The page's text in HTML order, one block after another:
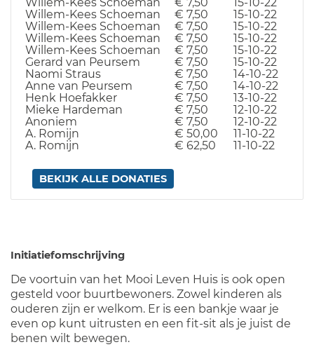
Willem-Kees Schoeman
€ 7,50
15-10-22
Willem-Kees Schoeman
€ 7,50
15-10-22
Willem-Kees Schoeman
€ 7,50
15-10-22
Willem-Kees Schoeman
€ 7,50
15-10-22
Gerard van Peursem
€ 7,50
15-10-22
Naomi Straus
€ 7,50
14-10-22
Anne van Peursem
€ 7,50
14-10-22
Henk Hoefakker
€ 7,50
13-10-22
Mieke Hardeman
€ 7,50
12-10-22
Anoniem
€ 7,50
12-10-22
A. Romijn
€ 50,00
11-10-22
A. Romijn
€ 62,50 11-10-22
BEKIJK ALLE DONATIES
Initiatiefomschrijving
De voortuin van het Mooi Leven Huis is ook open
gesteld voor buurtbewoners. Zowel kinderen als
ouderen zijn er welkom. Er is een bankje waar je
even op kunt uitrusten en een fit-sit als je juist de
benen wilt bewegen.